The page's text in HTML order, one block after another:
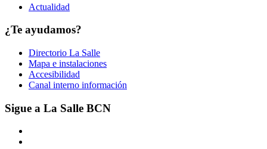
Actualidad
¿Te ayudamos?
Directorio La Salle
Mapa e instalaciones
Accesibilidad
Canal interno información
Sigue a La Salle BCN